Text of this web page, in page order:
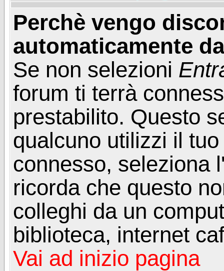
Perchè vengo
automaticamente
Se non selezioni
forum ti terrà
prestabilito. Questo
qualcuno utilizzi il
connesso, seleziona
ricorda che questo
colleghi da un
biblioteca, internet
Vai ad inizio pagina